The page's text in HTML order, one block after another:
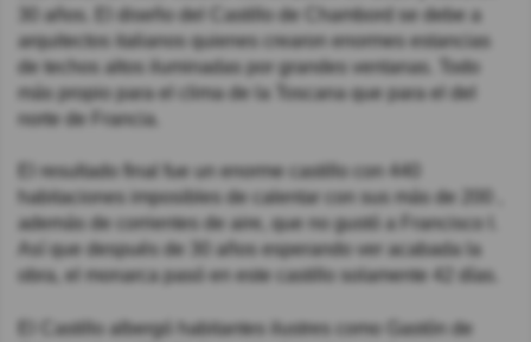
30 años. El diseño del Castillo de Chambord se debe a
arquitectos italianos quienes crearon enormes estancias
de techos altos iluminadas por grandes ventanas. Todo
más propio para el clima de la Toscana que para el del
norte de Francia.
El resultado final fue un enorme castillo con 440
habitaciones imposibles de calentar con sus más de 200 ,
además de corrientes de aire, que no gustó a Francisco I.
Así que después de 30 años esperando ver acabada la
obra, el monarca pasó en este castillo solamente 42 días.
El Castillo albergó habitantes ilustres como Gastón de